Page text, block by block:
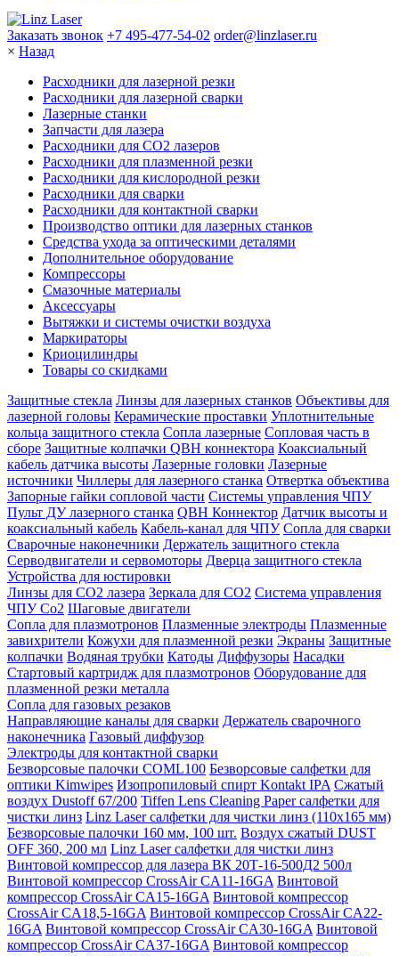
Заказать звонок +7 495-477-54-02 order@linzlaser.ru
× Назад
Расходники для лазерной резки
Расходники для лазерной сварки
Лазерные станки
Запчасти для лазера
Расходники для СО2 лазеров
Расходники для плазменной резки
Расходники для кислородной резки
Расходники для сварки
Расходники для контактной сварки
Производство оптики для лазерных станков
Средства ухода за оптическими деталями
Дополнительное оборудование
Компрессоры
Смазочные материалы
Аксессуары
Вытяжки и системы очистки воздуха
Маркираторы
Криоцилиндры
Товары со скидками
Защитные стекла Линзы для лазерных станков Объективы для
лазерной головы Керамические проставки Уплотнительные
кольца защитного стекла Сопла лазерные Сопловая часть в
сборе Защитные колпачки QBH коннектора Коаксиальный
кабель датчика высоты Лазерные головки Лазерные
источники Чиллеры для лазерного станка Отвертка объектива
Запорные гайки сопловой части Системы управления ЧПУ
Пульт ДУ лазерного станка QBH Коннектор Датчик высоты и
коаксиальный кабель Кабель-канал для ЧПУ Сопла для сварки
Сварочные наконечники Держатель защитного стекла
Серводвигатели и сервомоторы Дверца защитного стекла
Устройства для юстировки
Линзы для СО2 лазера Зеркала для СО2 Система управления
ЧПУ Co2 Шаговые двигатели
Сопла для плазмотронов Плазменные электроды Плазменные
завихрители Кожухи для плазменной резки Экраны Защитные
колпачки Водяная трубки Катоды Диффузоры Насадки
Стартовый картридж для плазмотронов Оборудование для
плазменной резки металла
Сопла для газовых резаков
Направляющие каналы для сварки Держатель сварочного
наконечника Газовый диффузор
Электроды для контактной сварки
Безворсовые палочки COML100 Безворсовые салфетки для
оптики Kimwipes Изопропиловый спирт Kontakt IPA Сжатый
воздух Dustoff 67/200 Tiffen Lens Cleaning Paper салфетки для
чистки линз Linz Laser салфетки для чистки линз (110х165 мм)
Безворсовые палочки 160 мм, 100 шт. Воздух сжатый DUST
OFF 360, 200 мл Linz Laser салфетки для чистки линз
Винтовой компрессор для лазера ВК 20Т-16-500Д2 500л
Винтовой компрессор CrossAir CA11-16GA Винтовой
компрессор CrossAir CA15-16GA Винтовой компрессор
CrossAir CA18,5-16GA Винтовой компрессор CrossAir CA22-
16GA Винтовой компрессор CrossAir CA30-16GA Винтовой
компрессор CrossAir CA37-16GA Винтовой компрессор